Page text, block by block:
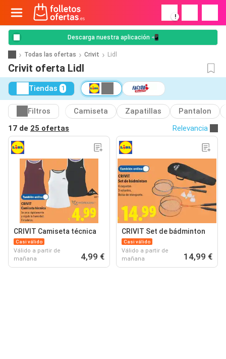
!
Descarga nuestra aplicación 📲
Todas las ofertas Crivit Lidl
Crivit oferta Lidl
Tiendas 1
Filtros Camiseta Zapatillas
Pantalon
17 de 25 ofertas Relevancia
CRIVIT Camiseta técnica
Casi válido
Válido a partir de
mañana
4,99 €
CRIVIT Set de bádminton
Casi válido
Válido a partir de
mañana
14,99 €